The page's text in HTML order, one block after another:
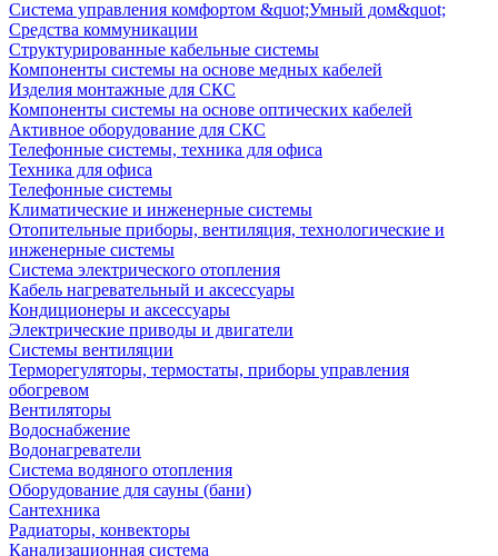
Система управления комфортом &quot;Умный дом&quot;
Средства коммуникации
Структурированные кабельные системы
Компоненты системы на основе медных кабелей
Изделия монтажные для СКС
Компоненты системы на основе оптических кабелей
Активное оборудование для СКС
Телефонные системы, техника для офиса
Техника для офиса
Телефонные системы
Климатические и инженерные системы
Отопительные приборы, вентиляция, технологические и
инженерные системы
Система электрического отопления
Кабель нагревательный и аксессуары
Кондиционеры и аксессуары
Электрические приводы и двигатели
Системы вентиляции
Терморегуляторы, термостаты, приборы управления
обогревом
Вентиляторы
Водоснабжение
Водонагреватели
Система водяного отопления
Оборудование для сауны (бани)
Сантехника
Радиаторы, конвекторы
Канализационная система